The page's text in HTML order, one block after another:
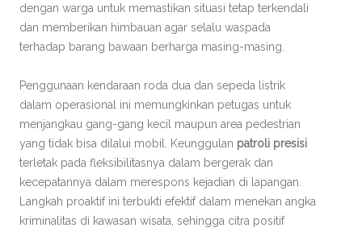
dengan warga untuk memastikan situasi tetap terkendali
dan memberikan himbauan agar selalu waspada
terhadap barang bawaan berharga masing-masing.
Penggunaan kendaraan roda dua dan sepeda listrik
dalam operasional ini memungkinkan petugas untuk
menjangkau gang-gang kecil maupun area pedestrian
yang tidak bisa dilalui mobil. Keunggulan patroli presisi
terletak pada fleksibilitasnya dalam bergerak dan
kecepatannya dalam merespons kejadian di lapangan.
Langkah proaktif ini terbukti efektif dalam menekan angka
kriminalitas di kawasan wisata, sehingga citra positif